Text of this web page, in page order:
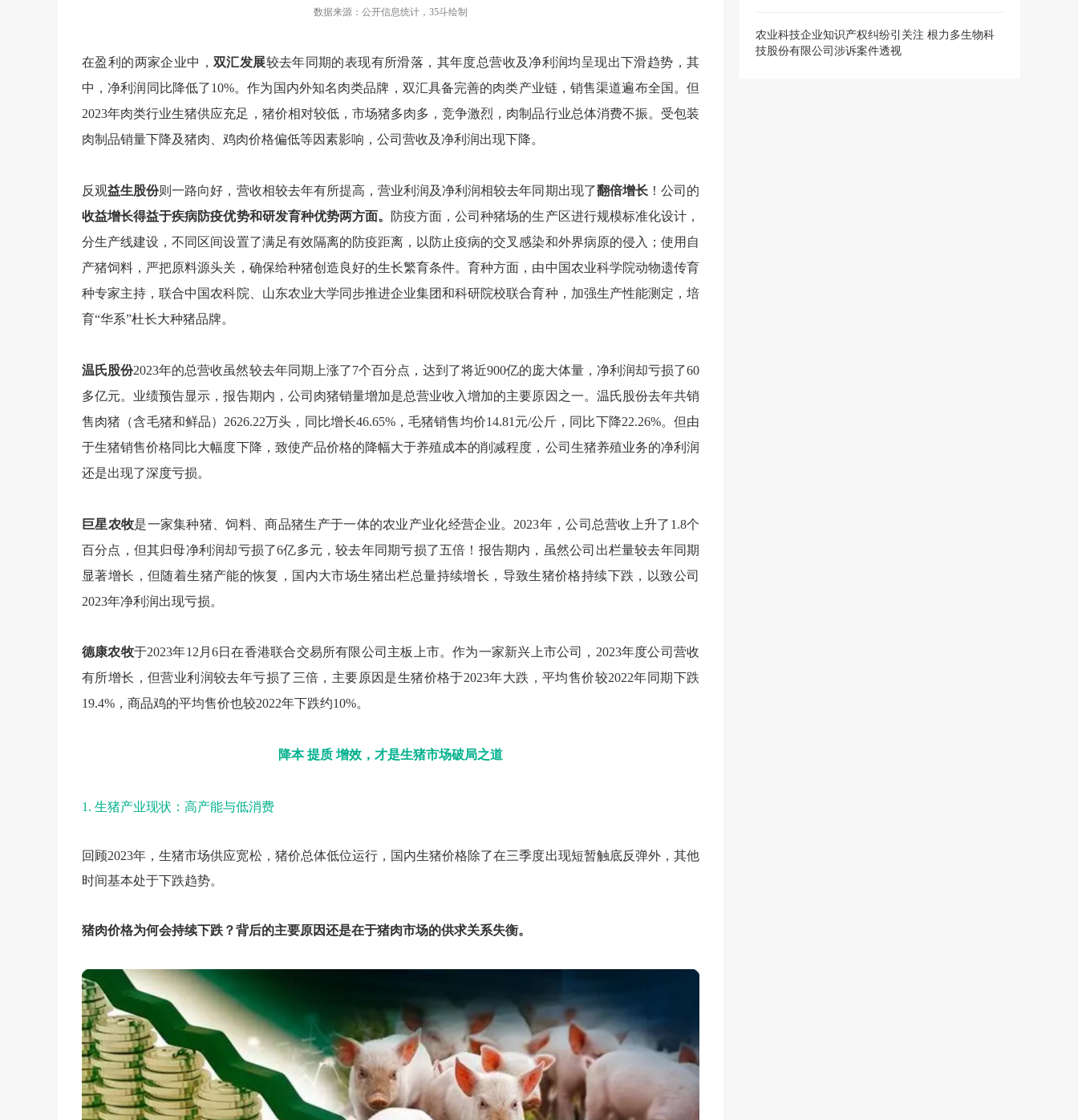
数据来源：公开信息统计，35斗绘制
在盈利的两家企业中， 双汇发展较去年同期的表现有所滑落，其年度总营收及净利润均呈现出下滑趋势，其
中，净利润同比降低了10%。作为国内外知名肉类品牌，双汇具备完善的肉类产业链，销售渠道遍布全国。但
2023年肉类行业生猪供应充足，猪价相对较低，市场猪多肉多，竞争激烈，肉制品行业总体消费不振。受包装
肉制品销量下降及猪肉、鸡肉价格偏低等因素影响，公司营收及净利润出现下降。
反观益生股份则一路向好，营收相较去年有所提高，营业利润及净利润相较去年同期出现了翻倍增长！公司的
收益增长得益于疾病防疫优势和研发育种优势两方面。
防疫方面，公司种猪场的生产区进行规模标准化设计，
分生产线建设，不同区间设置了满足有效隔离的防疫距离，以防止疫病的交叉感染和外界病原的侵入；使用 自
产猪饲料，严把原料源头关，确保给种猪创造良好的生长繁育条件。育种方面，由中国农业科学院动物遗传育
种专家主持，联合中国农科院、山东农业大学同步推进企业集团和科研院校联合育种，加强生产性能测定，培
育“华系”杜长大种猪品牌。
温氏股份2023年的总营收虽然较去年同期上涨了7个百分点，达到了将近900亿的庞大体量，净利润却亏损了60
多亿元。业绩预告显示，报告期内，公司肉猪销量增加是总营业收入增加的主要原因之一。温氏股份去年共销
售肉猪（含毛猪和鲜品）2626.22万头，同比增长46.65%，毛猪销售均价14.81元/公斤，同比下降22.26%。但由
于生猪销售价格同比大幅度下降，致使产品价格的降幅大于养殖成本的削减程度，公司生猪养殖业务的净利润
还是出现了深度亏损。
巨星农牧是一家集种猪、饲料、商品猪生产于一体的农业产业化经营企业。2023年，公司总营收上升了1.8个
百分点，但其归母净利润却亏损了6亿多元，较去年同期亏损了五倍！报告期内，虽然公司出栏量较去年同期
显著增长，但随着生猪产能的恢复，国内大市场生猪出栏总量持续增长，导致生猪价格持续下跌，以致公司
2023年净利润出现亏损。
德康农牧于2023年12月6日在香港联合交易所有限公司主板上市。作为一家新兴上市公司，2023年度公司营收
有所增长，但营业利润较去年亏损了三倍，主要原因是生猪价格于2023年大跌，平均售价较2022年同期下跌
19.4%，商品鸡的平均售价也较2022年下跌约10%。
降本 提质 增效，才是生猪市场破局之道
1. 生猪产业现状：高产能与低消费
回顾2023年，生猪市场供应宽松，猪价总体低位运行，国内生猪价格除了在三季度出现短暂触底反弹外，其他
时间基本处于下跌趋势。
猪肉价格为何会持续下跌？背后的主要原因还是在于猪肉市场的供求关系失衡。
农业科技企业知识产权纠纷引关注 根力多生物科
技股份有限公司涉诉案件透视